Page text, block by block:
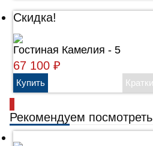
Скидка!
Гостиная Камелия - 5
67 100₽
Рекомендуем посмотреть